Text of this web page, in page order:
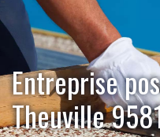
Entreprise
Theuville